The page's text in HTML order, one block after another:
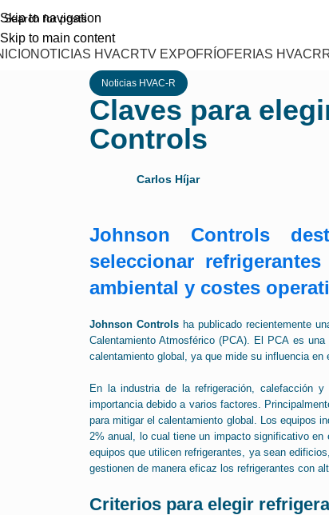
Skip to navigation
Skip to main content
NOTICIAS HVACRTV EXPOFRÍOFERIAS HVACR
Noticias HVAC-R
Claves para
Controls
Carlos Híjar
Johnson Controls
seleccionar
ambiental y costes
Johnson Controls ha publicado recientemente
Calentamiento Atmosférico (PCA). El PCA es
calentamiento global, ya que mide su influencia en
En la industria de la refrigeración, calefacción
importancia debido a varios factores.
para mitigar el calentamiento global. Los equipos
2% anual, lo cual tiene un impacto significativo
equipos que utilicen refrigerantes, ya sean
gestionen de manera eficaz los refrigerantes con
Criterios para elegir